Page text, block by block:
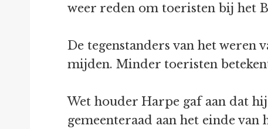
weer reden om toeristen bij het
De tegenstanders van het weren
mijden. Minder toeristen
Wet houder Harpe gaf aan dat
gemeenteraad aan het einde